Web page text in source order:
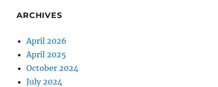
ARCHIVES
April 2026
April 2025
October 2024
July 2024